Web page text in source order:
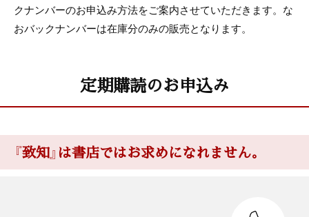
クナンバーのお申込み方法をご案内させていただきます。な
おバックナンバーは在庫分のみの販売となります。
定期購読のお申込み
『致知』は書店ではお求めになれません。